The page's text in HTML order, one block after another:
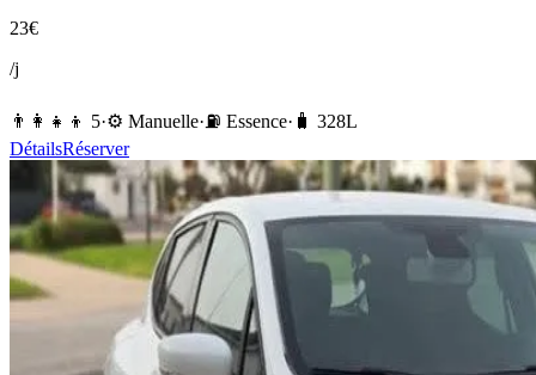
23€
/j
👨‍👩‍👧‍👦 5·⚙️ Manuelle·⛽️ Essence· 🧳 328L
DétailsRéserver